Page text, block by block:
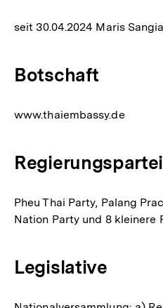
seit 30.04.2024 Maris
Botschaft
www.thaiembassy.de
Pheu Thai Party, Palang
Nation Party und 8 kleinere
Legislative